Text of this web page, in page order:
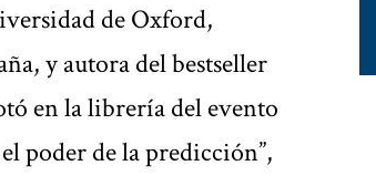
de Oxford,
y autora del bestseller
en la librería del evento
poder de la predicción”,